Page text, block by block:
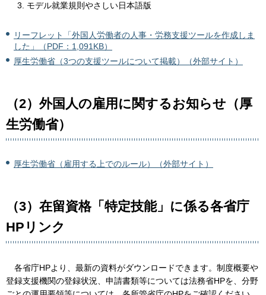
モデル就業規則やさしい日本語版
リーフレット「外国人労働者の人事・労務支援ツールを作成しま
した」（PDF：1,091KB）
厚生労働省（3つの支援ツールについて掲載）（外部サイト）
（2）外国人の雇用に関するお知らせ（厚
生労働省）
厚生労働省（雇用する上でのルール）（外部サイト）
（3）在留資格「特定技能」に係る各省庁
HPリンク
各省庁HPより、最新の資料がダウンロードできます。制度概要や
登録支援機関の登録状況、申請書類等については法務省HPを、分野